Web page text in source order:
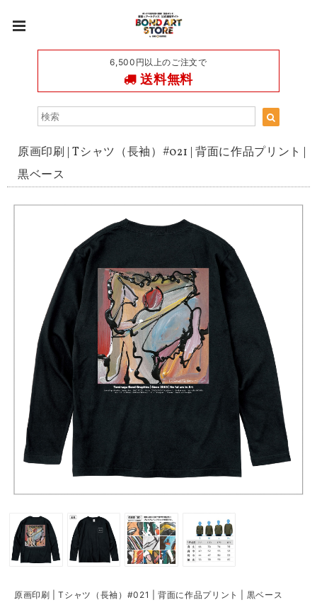
6,500円以上のご注文で
送料無料
原画印刷 | Tシャツ（長袖）#021 | 背面に作品プリント |
黒ベース
原画印刷 | Tシャツ（長袖）#021 | 背面に作品プリント | 黒ベース